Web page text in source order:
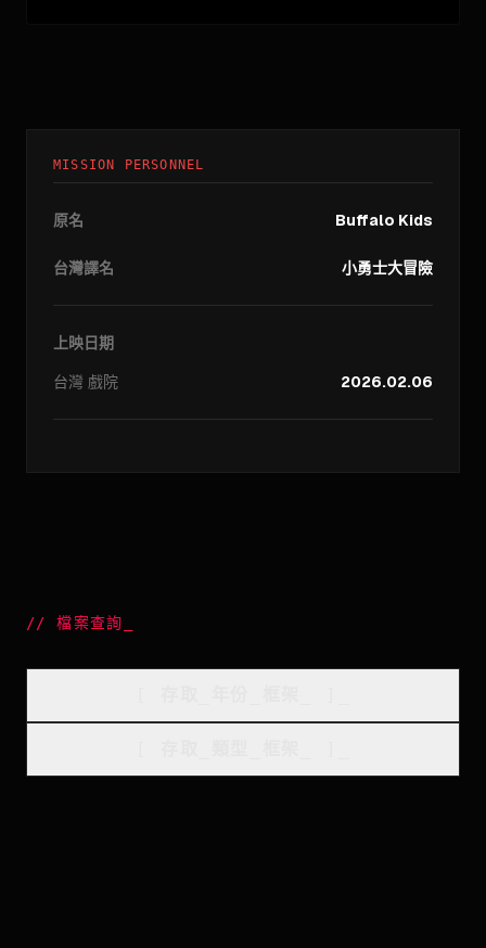
MISSION PERSONNEL
原名 Buffalo Kids
台灣譯名 小勇士大冒險
上映日期
台灣 戲院 2026.02.06
//檔案查詢